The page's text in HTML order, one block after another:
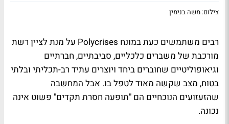
צילום: משה בנימין
רבים משתמשים כעת במונח Polycrises על מנת לציין רשת
מורכבת של משברים כלכליים, סביבתיים, חברתיים
וגיאופוליטיים שחוברים ביחד ויוצרים עתיד רב-תכליתי ובלתי
בטוח, מצב שקשה מאוד לטפל בו. אבל המחשבה
שהזעזועים הנוכחיים הם "תופעה חסרת תקדים" פשוט אינה
נכונה.